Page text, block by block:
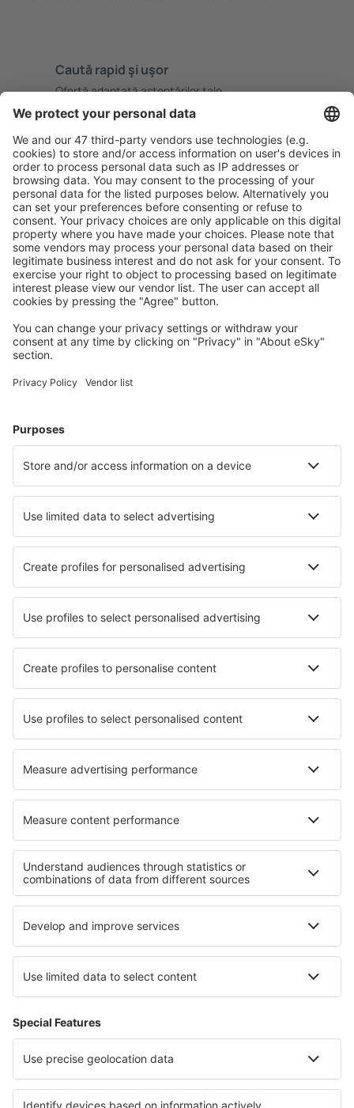
Caută rapid şi uşor
Ofertă adaptată aşteptărilor tale.
Planifică ȋn siguranţă
Rezervare fără griji cu opțiune gratuită de anulare.
Economiseşte mai mult
Prețuri atractive și oferte speciale pentru utilizatorii
conectați.
Cazarea preferată
Alege din peste 1,3 mil. de opţiuni: hoteluri, cabane,
Cele mai căutate hoteluri de către utilizatorii eSky
Hoteluri în Zingst
Hoteluri în Westerland Hoteluri Westerhever
Hoteluri în Heringsdorf Hoteluri în Busum
Hoteluri în List Hoteluri în Bastorf Hoteluri în Mirow
Cele mai bune hoteluri - orașe
Hoteluri în Conca dei Marini Hoteluri Clunton
Hoteluri în Dovre Hoteluri în Punta de Mujeres
Hoteluri în Valdagno Hoteluri în Notre-Dame-du-Pé
Cele mai bune hoteluri - regiuni
Hoteluri in Chiemsee Hoteluri on East Frisian Islands
Hoteluri in Bavaria Hoteluri in Allgau
Hoteluri in Moselle Valley
Hoteluri în Parcul Național Białowieski Hoteluri în Turcia